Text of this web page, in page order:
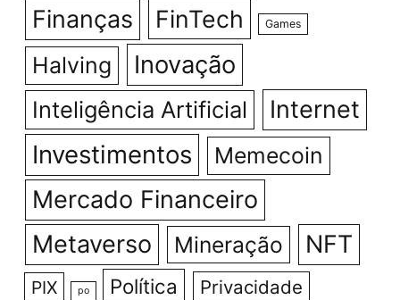
Finanças FinTech Games
Halving Inovação
Inteligência Artificial Internet
Investimentos Memecoin
Mercado Financeiro
Metaverso
Mineração NFT
PIX po Política Privacidade